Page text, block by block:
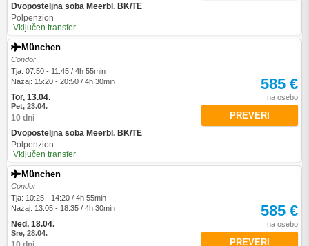
Dvoposteljna soba Meerbl. BK/TE
Polpenzion
Vključen transfer
München
Condor
Tja: 07:50 - 11:45 / 4h 55min
Nazaj: 15:20 - 20:50 / 4h 30min
Tor, 13.04.
Pet, 23.04.
10 dni
Dvoposteljna soba Meerbl. BK/TE
Polpenzion
Vključen transfer
585 €
na osebo
PREVERI
München
Condor
Tja: 10:25 - 14:20 / 4h 55min
Nazaj: 13:05 - 18:35 / 4h 30min
Ned, 18.04.
Sre, 28.04.
585 €
na osebo
PREVERI